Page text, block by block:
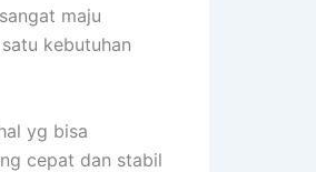
maju
kebutuhan
yg bisa
cepat dan stabil